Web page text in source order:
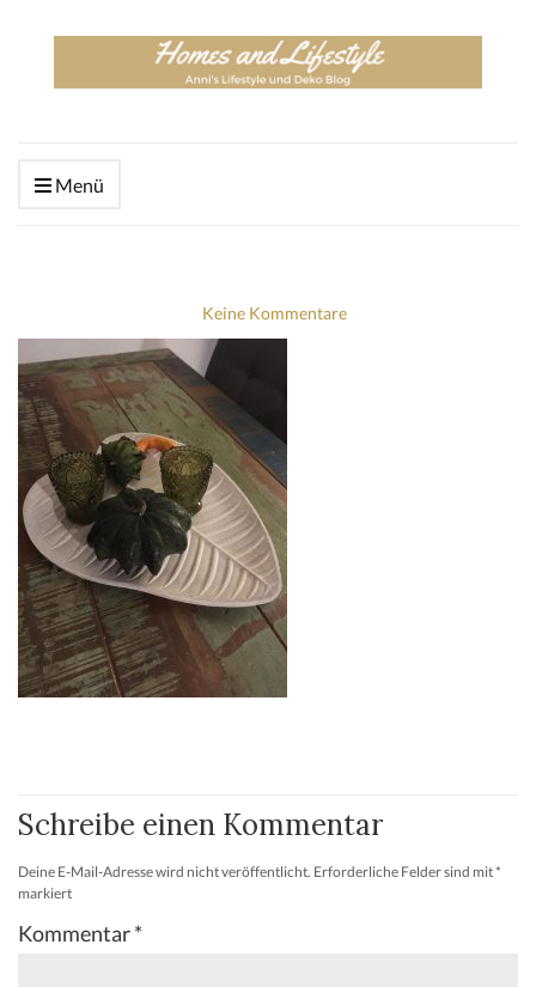
Menü
Keine Kommentare
Schreibe einen Kommentar
Deine E-Mail-Adresse wird nicht veröffentlicht. Erforderliche Felder sind mit*
markiert
Kommentar*